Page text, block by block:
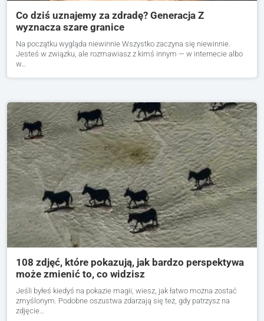
Co dziś uznajemy za zdradę? Generacja Z
wyznacza szare granice
Na początku wygląda niewinnie Wszystko zaczyna się niewinnie.
Jesteś w związku, ale rozmawiasz z kimś innym — w internecie albo
w…
108 zdjęć, które pokazują, jak bardzo perspektywa
może zmienić to, co widzisz
Jeśli byłeś kiedyś na pokazie magii, wiesz, jak łatwo można zostać
zmyślonym. Podobne oszustwa zdarzają się też, gdy patrzysz na
zdjęcie…